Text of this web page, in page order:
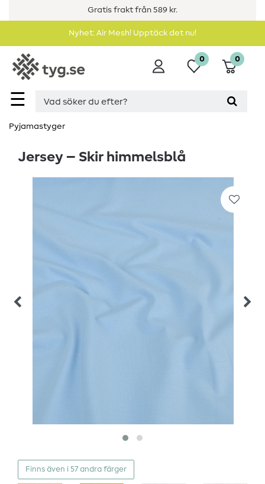
Gratis frakt från 589 kr.
Nyhet: Air Mesh! Upptäck det nu!
☰
0 0
Pyjamastyger
Jersey – Skir himmelsblå
Finns även i 57 andra färger